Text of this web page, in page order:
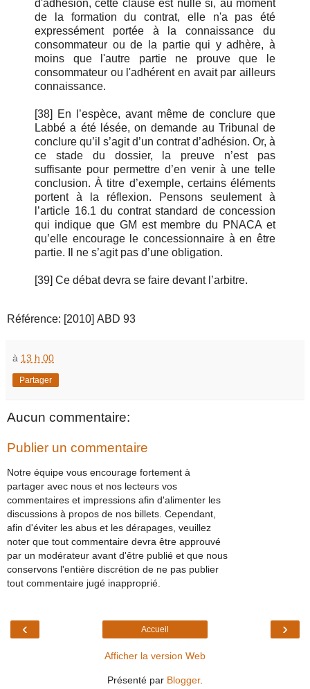
d'adhésion, cette clause est nulle si, au moment
de la formation du contrat, elle n'a pas été
expressément portée à la connaissance du
consommateur ou de la partie qui y adhère, à
moins que l'autre partie ne prouve que le
consommateur ou l'adhérent en avait par ailleurs
connaissance.
[38] En l’espèce, avant même de conclure que
Labbé a été lésée, on demande au Tribunal de
conclure qu’il s’agit d’un contrat d’adhésion. Or, à
ce stade du dossier, la preuve n’est pas
suffisante pour permettre d’en venir à une telle
conclusion. À titre d’exemple, certains éléments
portent à la réflexion. Pensons seulement à
l’article 16.1 du contrat standard de concession
qui indique que GM est membre du PNACA et
qu’elle encourage le concessionnaire à en être
partie. Il ne s’agit pas d’une obligation.
[39] Ce débat devra se faire devant l’arbitre.
Référence: [2010] ABD 93
à 13 h 00
Partager
Aucun commentaire:
Publier un commentaire
Notre équipe vous encourage fortement à
partager avec nous et nos lecteurs vos
commentaires et impressions afin d'alimenter les
discussions à propos de nos billets. Cependant,
afin d'éviter les abus et les dérapages, veuillez
noter que tout commentaire devra être approuvé
par un modérateur avant d'être publié et que nous
conservons l'entière discrétion de ne pas publier
tout commentaire jugé inapproprié.
‹ ›
Accueil
Afficher la version Web
Présenté par Blogger.